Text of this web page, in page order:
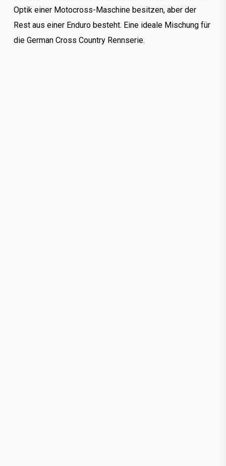
Optik einer Motocross-Maschine besitzen, aber der
Rest aus einer Enduro besteht. Eine ideale Mischung für
die German Cross Country Rennserie.